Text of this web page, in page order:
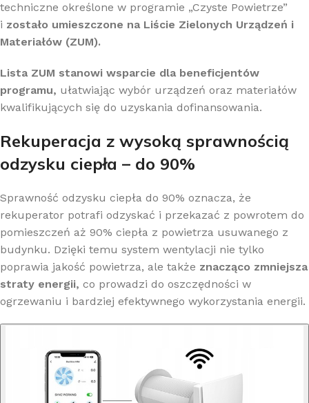
techniczne określone w programie „Czyste Powietrze”
i zostało umieszczone na Liście Zielonych Urządzeń i
Materiałów (ZUM).
Lista ZUM stanowi wsparcie dla beneficjentów
programu, ułatwiając wybór urządzeń oraz materiałów
kwalifikujących się do uzyskania dofinansowania.
Rekuperacja z wysoką sprawnością
odzysku ciepła – do 90%
Sprawność odzysku ciepła do 90% oznacza, że
rekuperator potrafi odzyskać i przekazać z powrotem do
pomieszczeń aż 90% ciepła z powietrza usuwanego z
budynku. Dzięki temu system wentylacji nie tylko
poprawia jakość powietrza, ale także znacząco zmniejsza
straty energii, co prowadzi do oszczędności w
ogrzewaniu i bardziej efektywnego wykorzystania energii.